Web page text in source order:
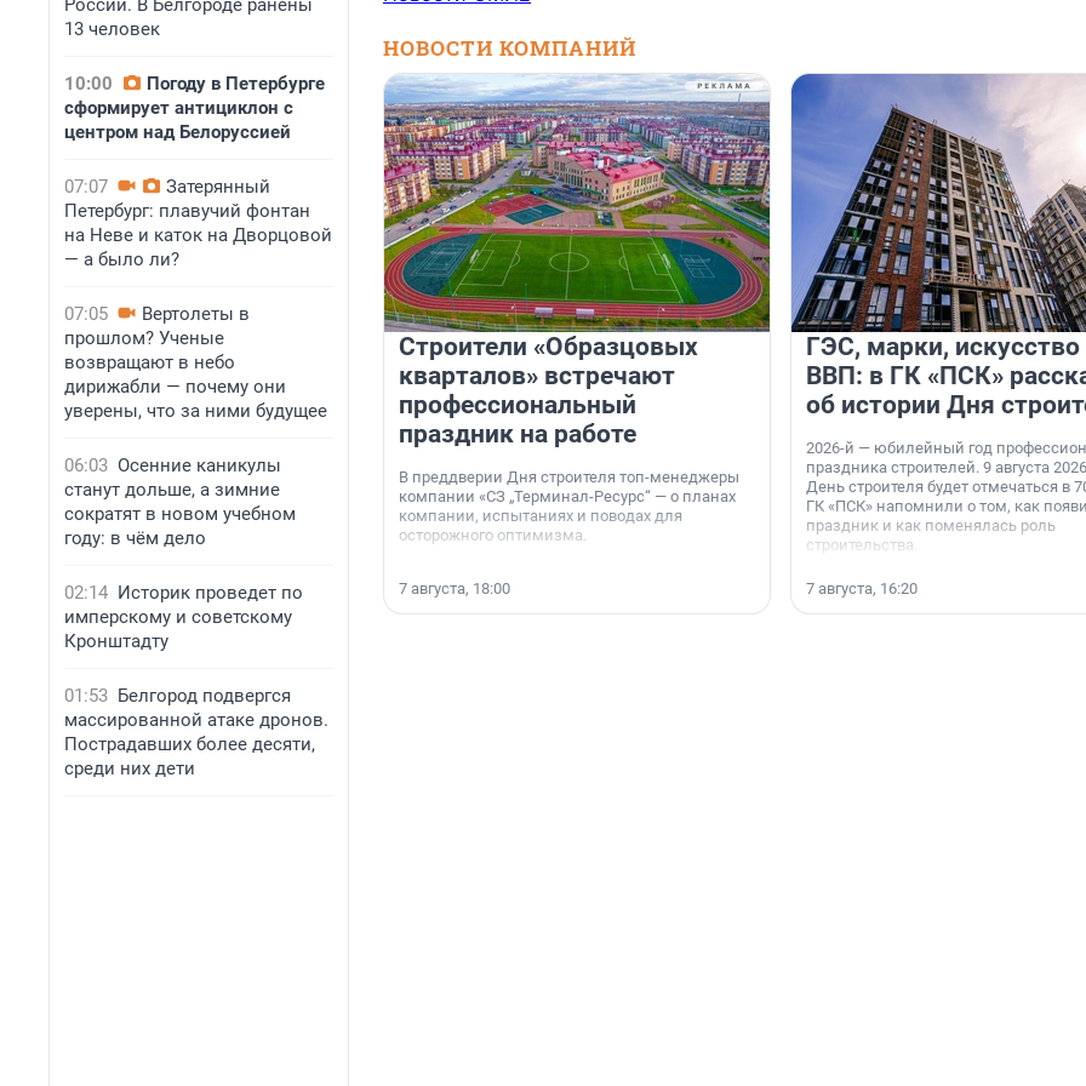
России. В Белгороде ранены
13 человек
10:00
Погоду в Петербурге
сформирует антициклон с
центром над Белоруссией
07:07
Затерянный
Петербург: плавучий фонтан
на Неве и каток на Дворцовой
— а было ли?
07:05
Вертолеты в
прошлом? Ученые
возвращают в небо
дирижабли — почему они
уверены, что за ними будущее
06:03 Осенние каникулы
станут дольше, а зимние
сократят в новом учебном
году: в чём дело
02:14 Историк проведет по
имперскому и советскому
Кронштадту
01:53 Белгород подвергся
массированной атаке дронов.
Пострадавших более десяти,
среди них дети
НОВОСТИ КОМПАНИЙ
Строители «Образцовых
кварталов» встречают
профессиональный
праздник на работе
В преддверии Дня строителя топ-менеджеры
компании «СЗ „Терминал-Ресурс“ — о планах
компании, испытаниях и поводах для
осторожного оптимизма.
7 августа, 18:00
ГЭС, марки, искусство
ВВП: в ГК «ПСК»
об истории Дня
2026-й — юбилейный год
праздника строителей. 9 августа
День строителя будет отмечаться в
ГК «ПСК» напомнили о том, как
праздник и как поменялась роль
строительства.
7 августа, 16:20